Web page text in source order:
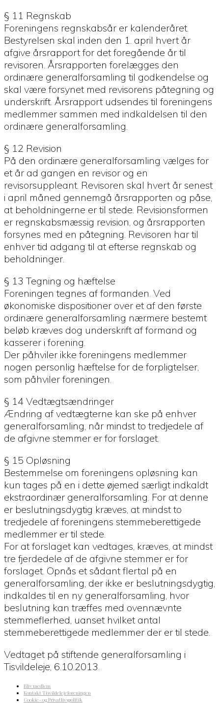
§ 11 Regnskab
Foreningens regnskabsår er kalenderåret.
Bestyrelsen skal inden den 1. april hvert år
afgive årsrapport for det foregående år til
revisoren. Årsrapporten forelægges den
ordinære generalforsamling til godkendelse og
skal være forsynet med revisorens påtegning og
underskrift. Årsrapport udsendes til foreningens
medlemmer sammen med indkaldelsen til den
ordinære generalforsamling.
§ 12 Revision
På den ordinære generalforsamling vælges for
et år ad gangen en revisor og en
revisorsuppleant. Revisoren skal hvert år senest
i april måned gennemgå årsrapporten og påse,
at beholdningerne er til stede. Revisionsformen
er regnskabsmæssig revision, og årsrapporten
forsynes med en påtegning. Revisoren har til
enhver tid adgang til at efterse regnskab og
beholdninger.
§ 13 Tegning og hæftelse
Foreningen tegnes af formanden. Ved
økonomiske dispositioner over et af den første
ordinære generalforsamling nærmere bestemt
beløb kræves dog underskrift af formand og
kasserer i forening.
Der påhviler ikke foreningens medlemmer
nogen personlig hæftelse for de forpligtelser,
som påhviler foreningen.
§ 14 Vedtægtsændringer
Ændring af vedtægterne kan ske på enhver
generalforsamling, når mindst to tredjedele af
de afgivne stemmer er for forslaget.
§ 15 Opløsning
Bestemmelse om foreningens opløsning kan
kun tages på en i dette øjemed særligt indkaldt
ekstraordinær generalforsamling. For at denne
er beslutningsdygtig kræves, at mindst to
tredjedele af foreningens stemmeberettigede
medlemmer er til stede.
For at forslaget kan vedtages, kræves, at mindst
tre fjerdedele af de afgivne stemmer er for
forslaget. Opnås et sådant flertal på en
generalforsamling, der ikke er beslutningsdygtig,
indkaldes til en ny generalforsamling, hvor
beslutning kan træffes med ovennævnte
stemmeflerhed, uanset hvilket antal
stemmeberettigede medlemmer der er til stede.
Vedtaget på stiftende generalforsamling i
Tisvildeleje, 6.10.2013.
Bliv medlem
Kontakt Tisvildelejeforeningen
Cookie- og Privatlivspolitik